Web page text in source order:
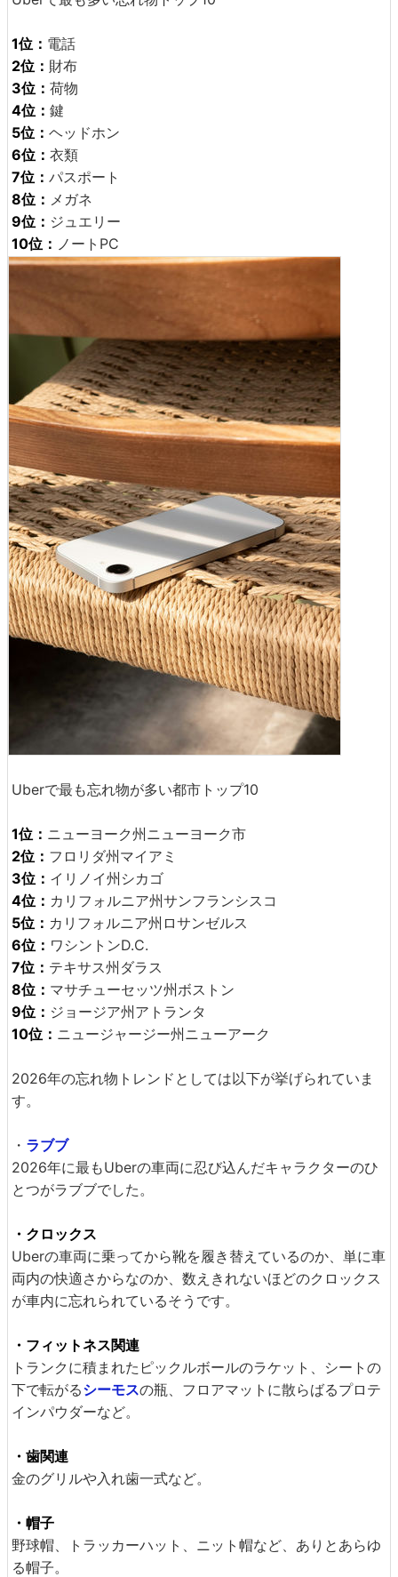
1位： 電話
2位： 財布
3位： 荷物
4位： 鍵
5位： ヘッドホン
6位： 衣類
7位： パスポート
8位： メガネ
9位： ジュエリー
10位： ノートPC
Uberで最も忘れ物が多い都市トップ10
1位： ニューヨーク州ニューヨーク市
2位： フロリダ州マイアミ
3位： イリノイ州シカゴ
4位： カリフォルニア州サンフランシスコ
5位： カリフォルニア州ロサンゼルス
6位： ワシントンD.C.
7位： テキサス州ダラス
8位： マサチューセッツ州ボストン
9位： ジョージア州アトランタ
10位： ニュージャージー州ニューアーク
2026年の忘れ物トレンドとしては以下が挙げられていま
す。
・ ラブブ
2026年に最もUberの車両に忍び込んだキャラクターのひ
とつがラブブでした。
・クロックス
Uberの車両に乗ってから靴を履き替えているのか、単に車
両内の快適さからなのか、数えきれないほどのクロックス
が車内に忘れられているそうです。
・フィットネス関連
トランクに積まれたピックルボールのラケット、シートの
下で転がるシーモスの瓶、フロアマットに散らばるプロテ
インパウダーなど。
・歯関連
金のグリルや入れ歯一式など。
・帽子
野球帽、トラッカーハット、ニット帽など、ありとあらゆ
る帽子。